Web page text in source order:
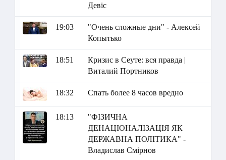
Девіс
19:03
"Очень сложные дни" - Алексей
Копытько
18:51
Кризис в Сеуте: вся правда |
Виталий Портников
18:32 Спать более 8 часов вредно
18:13
"ФІЗИЧНА
ДЕНАЦІОНАЛІЗАЦІЯ ЯК
ДЕРЖАВНА ПОЛІТИКА" -
Владислав Смірнов